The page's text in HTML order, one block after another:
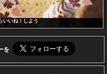
いいね！しよう
を